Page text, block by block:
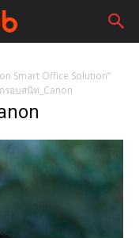
Smart Office Solution”
อบสนิท_Canon